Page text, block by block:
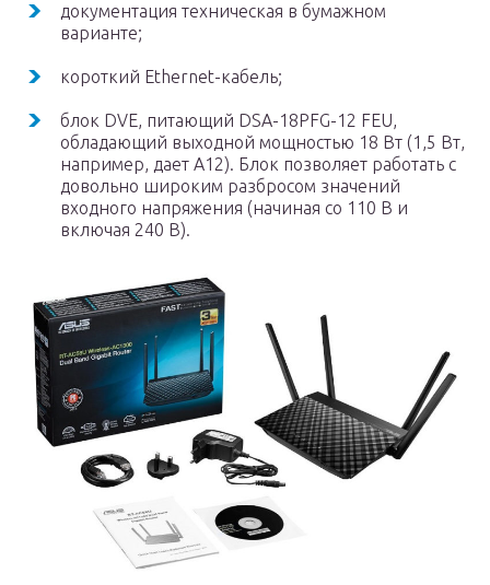
документация техническая в бумажном
варианте;
короткий Ethernet-кабель;
блок DVE, питающий DSA-18PFG-12 FEU,
обладающий выходной мощностью 18 Вт (1,5 Вт,
например, дает А12). Блок позволяет работать с
довольно широким разбросом значений
входного напряжения (начиная со 110 В и
включая 240 В).